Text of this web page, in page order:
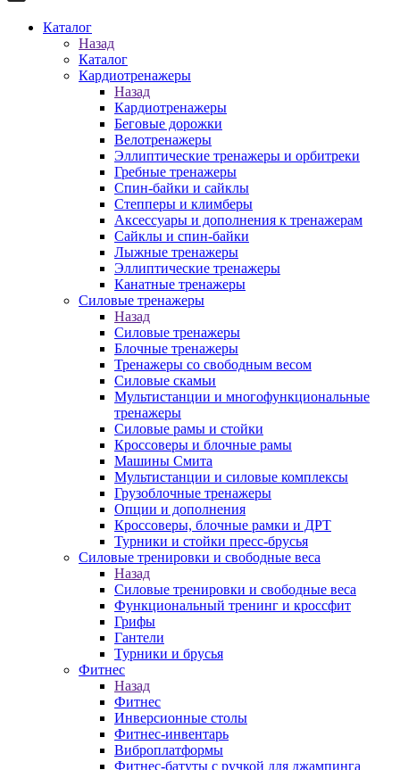
Каталог
Назад
Каталог
Кардиотренажеры
Назад
Кардиотренажеры
Беговые дорожки
Велотренажеры
Эллиптические тренажеры и орбитреки
Гребные тренажеры
Спин-байки и сайклы
Степперы и климберы
Аксессуары и дополнения к тренажерам
Сайклы и спин-байки
Лыжные тренажеры
Эллиптические тренажеры
Канатные тренажеры
Силовые тренажеры
Назад
Силовые тренажеры
Блочные тренажеры
Тренажеры со свободным весом
Силовые скамьи
Мультистанции и многофункциональные
тренажеры
Силовые рамы и стойки
Кроссоверы и блочные рамы
Машины Смита
Мультистанции и силовые комплексы
Грузоблочные тренажеры
Опции и дополнения
Кроссоверы, блочные рамки и ДРТ
Турники и стойки пресс-брусья
Силовые тренировки и свободные веса
Назад
Силовые тренировки и свободные веса
Функциональный тренинг и кроссфит
Грифы
Гантели
Турники и брусья
Фитнес
Назад
Фитнес
Инверсионные столы
Фитнес-инвентарь
Виброплатформы
Фитнес-батуты с ручкой для джампинга